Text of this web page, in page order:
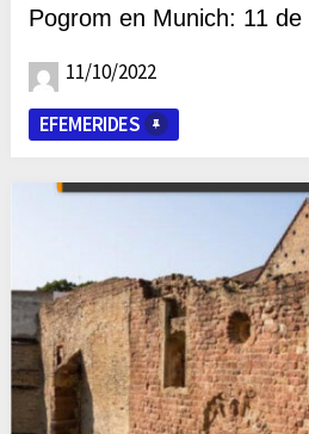
Pogrom en Munich: 11 de
11/10/2022
EFEMERIDES